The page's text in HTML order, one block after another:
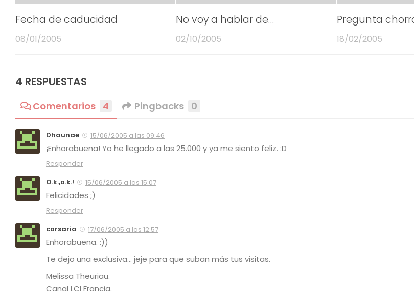
Fecha de caducidad
08/01/2005
No voy a hablar de…
02/10/2005
Pregunta
18/02/2005
4 RESPUESTAS
Comentarios 4 Pingbacks 0
Dhaunae 15/06/2005 a las 09:46
¡Enhorabuena! Yo he llegado a las 25.000 y ya me siento feliz. :D
Responder
O.k.,o.k.!
15/06/2005 a las 15:07
Felicidades ;)
Responder
corsaria
17/06/2005 a las 12:57
Enhorabuena. :))
Te dejo una exclusiva… jeje para que suban más tus visitas.
Melissa Theuriau.
Canal LCI Francia.